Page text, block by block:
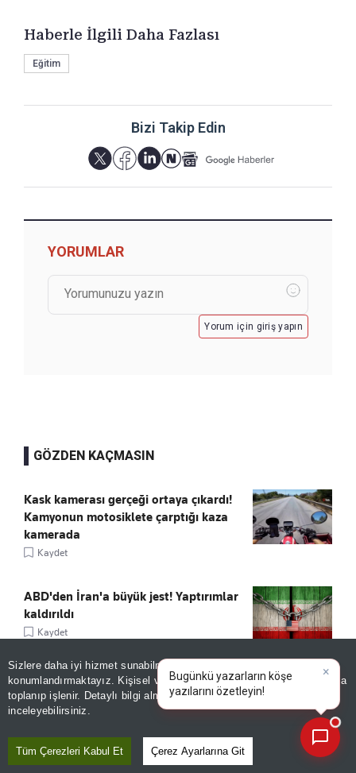
Sizlere daha iyi hizmet sunabilmek adına sitemizde
konumlandırmaktayız. Kişisel verileriniz, KVKK ve GDPR kapsamında
toplanıp işlenir. Detaylı bilgi almak içinAydınlatma Metnimizi
inceleyebilirsiniz.
Tüm Çerezleri Kabul Et Çerez Ayarlarına Git
Haberle İlgili Daha Fazlası
Eğitim
Bizi Takip Edin
YORUMLAR
Yorum için giriş yapın
GÖZDEN KAÇMASIN
Kask kamerası gerçeği ortaya çıkardı!
Kamyonun motosiklete çarptığı kaza
kamerada
Kaydet
ABD'den İran'a büyük jest! Yaptırımlar
kaldırıldı
Kaydet
Sturm Graz'dan Fenerbahçe itirafı:
"Mümkün değil"
Kaydet
BES YATIRIMCISININ YANILGISI!
Bugünkü yazarların köşe